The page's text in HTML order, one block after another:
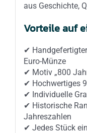
aus Geschichte,
Vorteile auf
✔
Euro-Münze
✔ Motiv „800
✔ Hochwertiges
✔ Individuelle
✔ Historische
Jahreszahlen
✔ Jedes Stück